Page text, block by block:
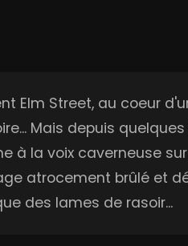
Elm Street, au coeur
Mais depuis
à la voix caverneuse
atrocement brûlé et
des lames de rasoir...